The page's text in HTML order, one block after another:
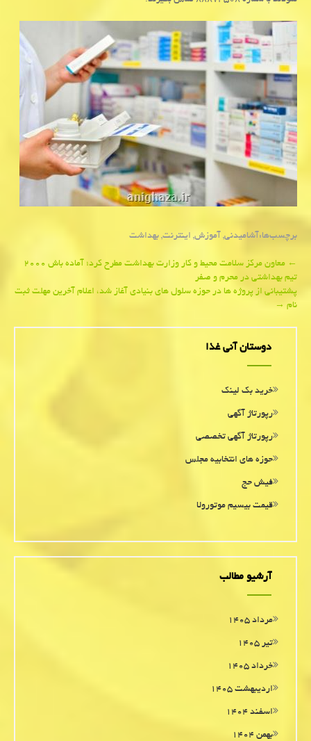
برچسب‌ها:آشامیدنی,آموزش,اینترنت,بهداشت
Post
navigation
←
معاون مركز سلامت محیط و كار وزارت بهداشت مطرح كرد؛ آماده باش ۲۰۰۰
تیم بهداشتی در محرم و صفر
پشتیبانی از پروژه ها در حوزه سلول های بنیادی آغاز شد، اعلام آخرین مهلت ثبت
نام→
دوستان آنی غذا
خرید بک لینک
رپورتاژ آگهی
رپورتاژ آگهی تخصصی
حوزه های انتخابیه مجلس
فیش حج
قیمت بیسیم موتورولا
آرشیو مطالب
مرداد ۱۴۰۵
تیر ۱۴۰۵
خرداد ۱۴۰۵
اردیبهشت ۱۴۰۵
اسفند ۱۴۰۴
بهمن ۱۴۰۴